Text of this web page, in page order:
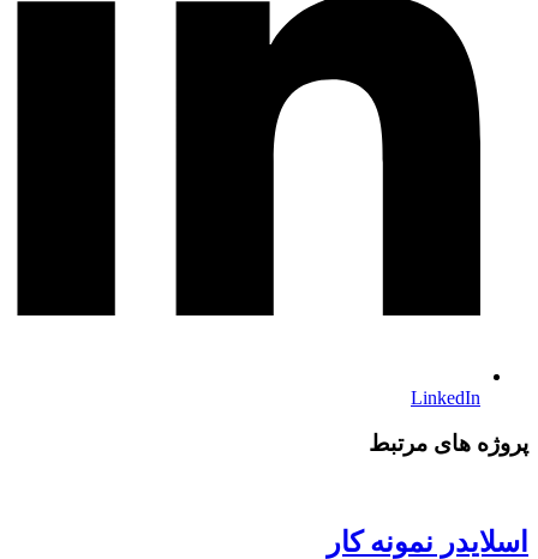
LinkedIn
پروژه های مرتبط
اسلایدر نمونه کار